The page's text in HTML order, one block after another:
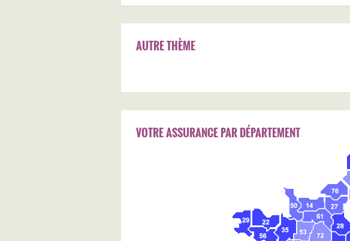
AUTRE THÈME
VOTRE ASSURANCE PAR DÉPARTEMENT